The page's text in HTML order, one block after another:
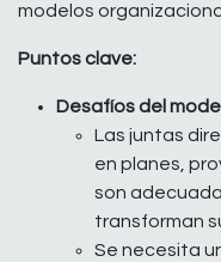
modelos
Puntos clave:
Desafíos del
Las juntas
en planes,
son
transforman
Se necesita